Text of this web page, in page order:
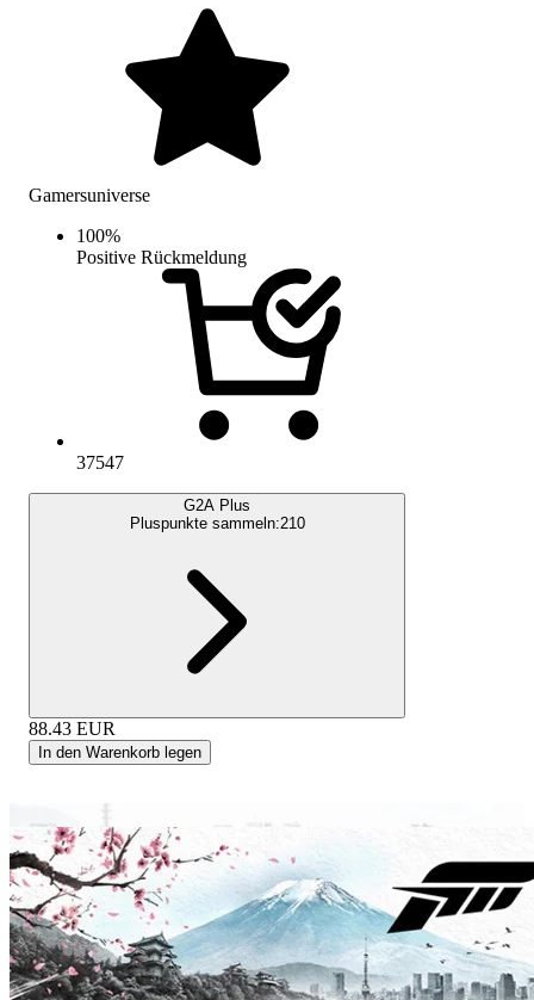
Gamersuniverse
100%
Positive Rückmeldung
37547
G2A Plus
Pluspunkte sammeln:210
88.43 EUR
In den Warenkorb legen